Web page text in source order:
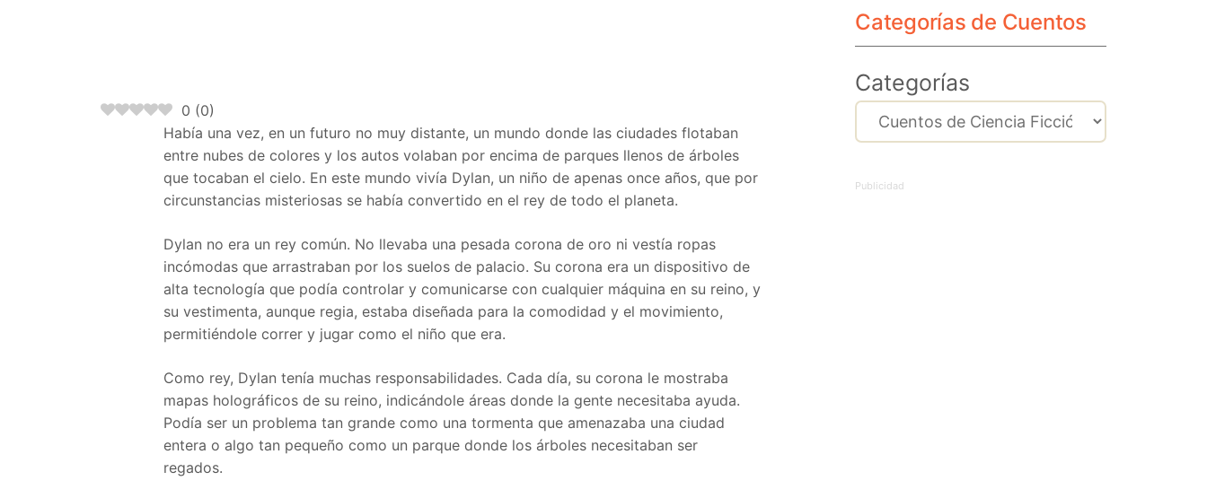
0 (0)
Había una vez, en un futuro no muy distante, un mundo donde las ciudades flotaban
entre nubes de colores y los autos volaban por encima de parques llenos de árboles
que tocaban el cielo. En este mundo vivía Dylan, un niño de apenas once años, que por
circunstancias misteriosas se había convertido en el rey de todo el planeta.
Dylan no era un rey común. No llevaba una pesada corona de oro ni vestía ropas
incómodas que arrastraban por los suelos de palacio. Su corona era un dispositivo de
alta tecnología que podía controlar y comunicarse con cualquier máquina en su reino, y
su vestimenta, aunque regia, estaba diseñada para la comodidad y el movimiento,
permitiéndole correr y jugar como el niño que era.
Como rey, Dylan tenía muchas responsabilidades. Cada día, su corona le mostraba
mapas holográficos de su reino, indicándole áreas donde la gente necesitaba ayuda.
Podía ser un problema tan grande como una tormenta que amenazaba una ciudad
entera o algo tan pequeño como un parque donde los árboles necesitaban ser
regados.
Categorías de Cuentos
Categorías